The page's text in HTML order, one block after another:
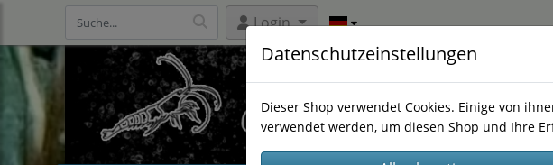
Login
Datenschutzeinstellungen
Dieser Shop verwendet Cookies. Einige von
verwendet werden, um diesen Shop und Ihre